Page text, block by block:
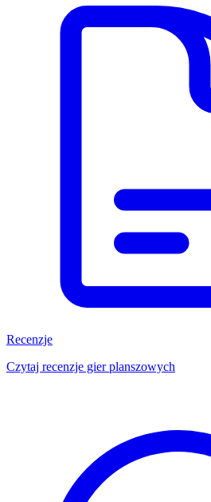
Recenzje
Czytaj recenzje gier planszowych